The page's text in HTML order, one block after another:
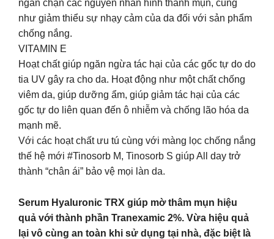
ngăn chặn các nguyên nhân hình thành mụn, cũng
như giảm thiểu sự nhạy cảm của da đối với sản phẩm
chống nắng.
VITAMIN E
Hoạt chất giúp ngăn ngừa tác hại của các gốc tự do do
tia UV gây ra cho da. Hoạt động như một chất chống
viêm da, giúp dưỡng ẩm, giúp giảm tác hại của các
gốc tự do liên quan đến ô nhiễm và chống lão hóa da
mạnh mẽ.
Với các hoạt chất ưu tú cùng với màng lọc chống nắng
thế hệ mới #Tinosorb M, Tinosorb S giúp All day trở
thành “chân ái” bảo vệ mọi làn da.
Serum Hyaluronic TRX giúp mờ thâm mụn hiệu
quả với thành phần Tranexamic 2%. Vừa hiệu quả
lại vô cùng an toàn khi sử dụng tại nhà, đặc biệt là